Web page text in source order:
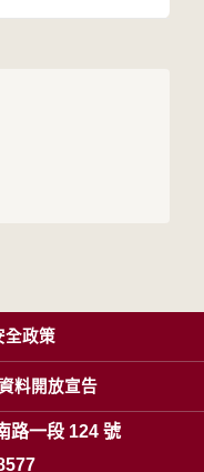
全政策
料開放宣告
路一段 124 號